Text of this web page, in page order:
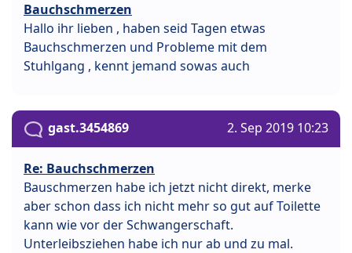
Bauchschmerzen
Hallo ihr lieben , haben seid Tagen etwas
Bauchschmerzen und Probleme mit dem
Stuhlgang , kennt jemand sowas auch
gast.3454869 2. Sep 2019 10:23
Re: Bauchschmerzen
Bauschmerzen habe ich jetzt nicht direkt, merke
aber schon dass ich nicht mehr so gut auf Toilette
kann wie vor der Schwangerschaft.
Unterleibsziehen habe ich nur ab und zu mal.